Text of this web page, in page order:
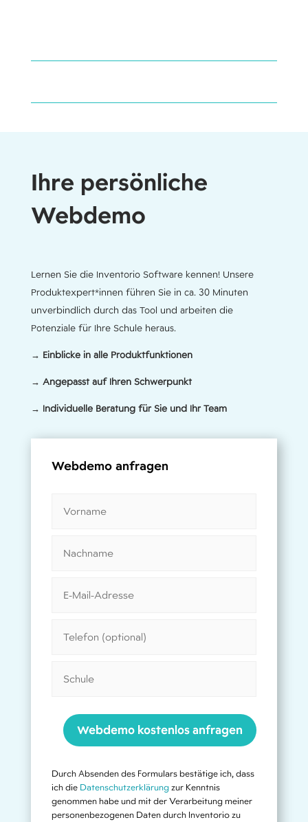
Ihre persönliche
Webdemo
Lernen Sie die Inventorio Software kennen! Unsere
Produktexpert*innen führen Sie in ca. 30 Minuten
unverbindlich durch das Tool und arbeiten die
Potenziale für Ihre Schule heraus.
→ Einblicke in alle Produktfunktionen
→ Angepasst auf Ihren Schwerpunkt
→ Individuelle Beratung für Sie und Ihr Team
Webdemo anfragen
Webdemo kostenlos anfragen
Durch Absenden des Formulars bestätige ich, dass
ich die Datenschutzerklärungzur Kenntnis
genommen habe und mit der Verarbeitung meiner
personenbezogenen Daten durch Inventorio zu